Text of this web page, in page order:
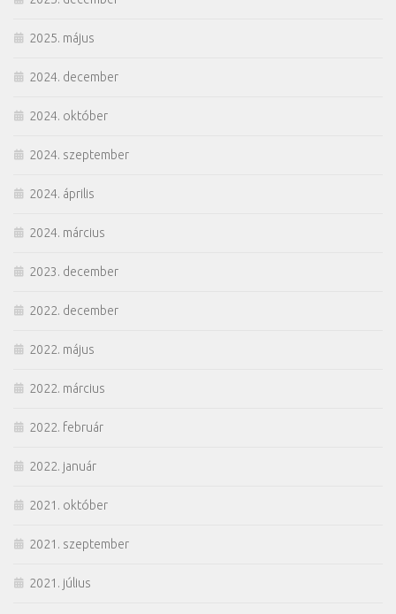
2025. május
2024. december
2024. október
2024. szeptember
2024. április
2024. március
2023. december
2022. december
2022. május
2022. március
2022. február
2022. január
2021. október
2021. szeptember
2021. július